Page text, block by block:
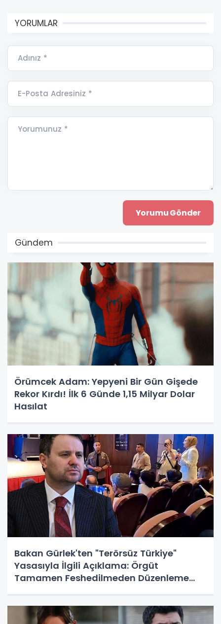
YORUMLAR
Adınız *
E-Posta Adresiniz *
Yorumunuz *
Gündem
Örümcek Adam: Yepyeni Bir Gün Gişede
Rekor Kırdı! İlk 6 Günde 1,15 Milyar Dolar
Hasılat
Bakan Gürlek'ten "Terörsüz Türkiye"
Yasasıyla İlgili Açıklama: Örgüt
Tamamen Feshedilmeden Düzenleme